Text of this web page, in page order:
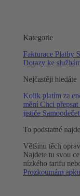
Kategorie
Fakturace Platby
Dotazy ke
Nejčastěji hledáte
Kolik platím za
mění Chci přepsat
jističe Samoodečet
To podstatné
Většinu těch
Najdete tu svou
nízkého tarifu
Prozkoumám apku